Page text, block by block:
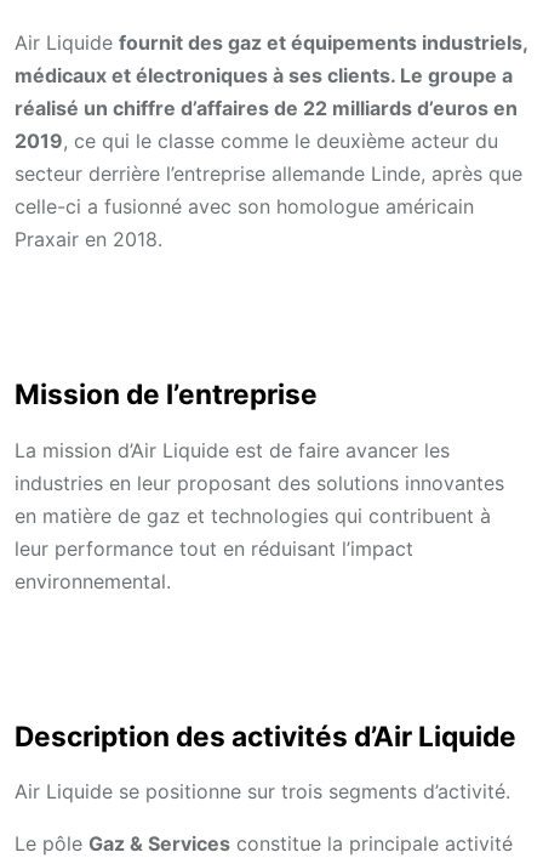
Air Liquide fournit des gaz et équipements industriels,
médicaux et électroniques à ses clients. Le groupe a
réalisé un chiffre d’affaires de 22 milliards d’euros en
2019, ce qui le classe comme le deuxième acteur du
secteur derrière l’entreprise allemande Linde, après que
celle-ci a fusionné avec son homologue américain
Praxair en 2018.
Mission de l’entreprise
La mission d’Air Liquide est de faire avancer les
industries en leur proposant des solutions innovantes
en matière de gaz et technologies qui contribuent à
leur performance tout en réduisant l’impact
environnemental.
Description des activités d’Air Liquide
Air Liquide se positionne sur trois segments d’activité.
Le pôle Gaz & Services constitue la principale activité